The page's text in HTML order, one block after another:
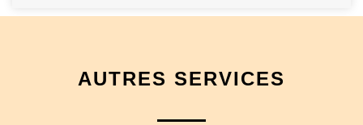
AUTRES SERVICES